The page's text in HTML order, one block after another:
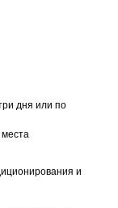
дня или по
места
и